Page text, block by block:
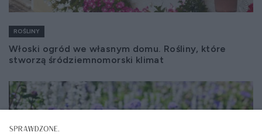
ROŚLINY
Włoski ogród we własnym domu. Rośliny, które
stworzą śródziemnomorski klimat